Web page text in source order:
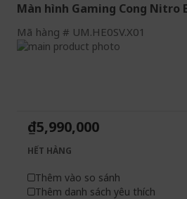
Màn hình Gaming Cong Nitro
Mã hàng UM.HE0SV.X01
Skip
images
gallery
the
images
gallery
₫5,990,000
HẾT HÀNG
Thêm vào so sánh
Thêm danh sách yêu thích